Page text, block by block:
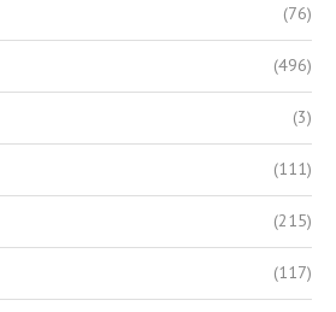
(76)
(496)
(3)
(111)
(215)
(117)